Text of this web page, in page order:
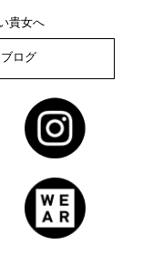
貴女へ
ログ